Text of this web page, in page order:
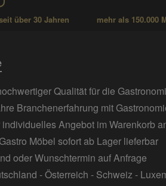
über 30 Jahren mehr als 150.000
Qualität für die
Branchenerfahrung mit
Angebot im Warenkorb
Möbel sofort ab Lager lieferbar
oder Wunschtermin auf Anfrage
- Österreich - Schweiz -